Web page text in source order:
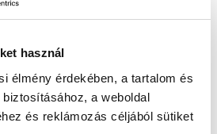
használ
élmény érdekében, a tartalom és
a weboldal
és reklámozás céljából sütiket
webshopban történő, BioGaia
termékre vonatkozó online vásárlás
esetén, a készlet erejéig. Egy
is rendelhető, de az adott
egy doboz BioGaia Protectis ORS 7